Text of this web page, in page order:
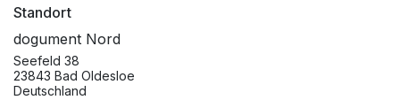
Standort
dogument Nord
Seefeld 38
23843 Bad Oldesloe
Deutschland